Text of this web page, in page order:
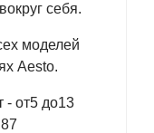
себя.
моделей
Aesto.
- от5 до13